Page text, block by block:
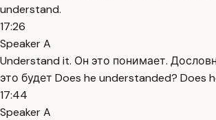
understand.
17:26
Speaker A
Understand it. Он это понимает.
это будет Does he understanded? Does
17:44
Speaker A